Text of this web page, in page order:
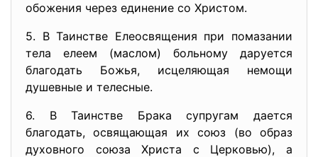
обожения через единение со Христом.
5. В Таинстве Елеосвящения при помазании
тела елеем (маслом) больному даруется
благодать Божья, исцеляющая немощи
душевные и телесные.
6. В Таинстве Брака супругам дается
благодать, освящающая их союз (во образ
духовного союза Христа с Церковью), а